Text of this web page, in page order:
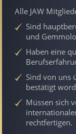
Alle JAW
Sind
und
Haben eine
Sind von uns
bestätigt
Müssen sich
rechtfertigen.